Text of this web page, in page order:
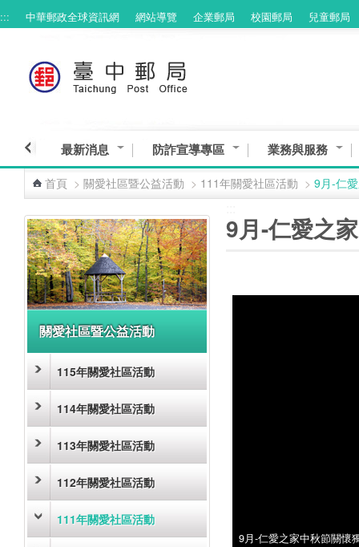
跳到主要內容區塊
::: 中華郵政全球資訊網 網站導覽 企業郵局 校園郵局 兒童郵局
最新消息 防詐宣導專區 業務與服務
首頁 > 關愛社區暨公益活動 > 111年關愛社區活動 > 9月-仁
關愛社區暨公益活動
115年關愛社區活動
114年關愛社區活動
113年關愛社區活動
112年關愛社區活動
111年關愛社區活動
9月-仁愛之
9月-仁愛之家中秋節關懷
9月-仁愛之家中秋節關懷